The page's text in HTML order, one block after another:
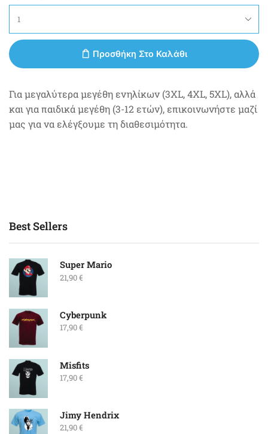
Προσθήκη Στο Καλάθι
Για μεγαλύτερα μεγέθη ενηλίκων (3XL, 4XL, 5XL), αλλά
και για παιδικά μεγέθη (3-12 ετών), επικοινωνήστε μαζί
μας για να ελέγξουμε τη διαθεσιμότητα.
Best Sellers
Super Mario
21,90€
Cyberpunk
17,90€
Misfits
17,90€
Jimy Hendrix
21,90€